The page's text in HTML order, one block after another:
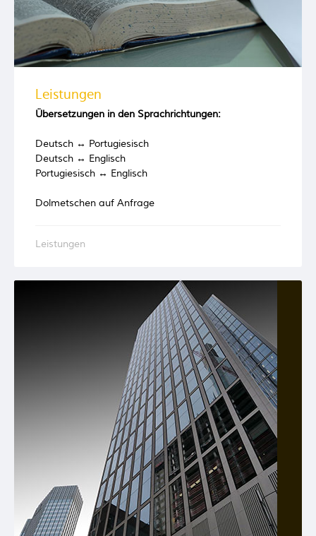
Leistungen
Übersetzungen in den Sprachrichtungen:
Deutsch ↔ Portugiesisch
Deutsch ↔ Englisch
Portugiesisch ↔ Englisch
Dolmetschen auf Anfrage
Leistungen